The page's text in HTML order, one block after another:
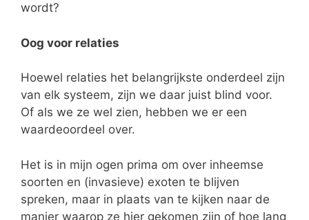
wordt?
Oog voor relaties
Hoewel relaties het belangrijkste onderdeel zijn
van elk systeem, zijn we daar juist blind voor.
Of als we ze wel zien, hebben we er een
waardeoordeel over.
Het is in mijn ogen prima om over inheemse
soorten en (invasieve) exoten te blijven
spreken, maar in plaats van te kijken naar de
manier waarop ze hier gekomen zijn of hoe lang